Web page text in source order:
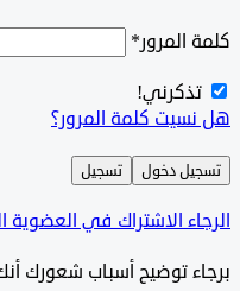
كلمة المرور*
تذكرني!
هل نسيت كلمة المرور؟
تسجيل دخول تسجيل
الرجاء الاشتراك في العضوية
برجاء توضيح أسباب شعورك